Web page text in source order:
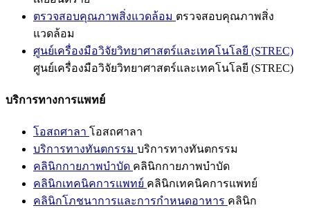
ตรวจสอบคุณภาพสิ่งแวดล้อม ตรวจสอบคุณภาพสิ่ง
แวดล้อม
ศูนย์เครื่องมือวิจัยวิทยาศาสตร์และเทคโนโลยี (STREC)
ศูนย์เครื่องมือวิจัยวิทยาศาสตร์และเทคโนโลยี (STREC)
บริการทางการแพทย์
โอสถศาลา โอสถศาลา
บริการทางทันตกรรม บริการทางทันตกรรม
คลินิกกายภาพบำบัด คลินิกกายภาพบำบัด
คลินิกเทคนิคการแพทย์ คลินิกเทคนิคการแพทย์
คลินิกโภชนาการและการกำหนดอาหาร คลินิก